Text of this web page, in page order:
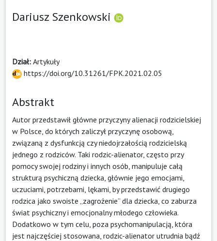
Dariusz Szenkowski
Dział: Artykuły
https://doi.org/10.31261/FPK.2021.02.05
Abstrakt
Autor przedstawił główne przyczyny alienacji rodzicielskiej
w Polsce, do których zaliczył przyczynę osobową,
związaną z dysfunkcją czy niedojrzałością rodzicielską
jednego z rodziców. Taki rodzic-alienator, często przy
pomocy swojej rodziny i innych osób, manipuluje całą
strukturą psychiczną dziecka, głównie jego emocjami,
uczuciami, potrzebami, lękami, by przedstawić drugiego
rodzica jako swoiste „zagrożenie” dla dziecka, co zaburza
świat psychiczny i emocjonalny młodego człowieka.
Dodatkowo w tym celu, poza psychomanipulacją, która
jest najczęściej stosowana, rodzic-alienator utrudnia bądź